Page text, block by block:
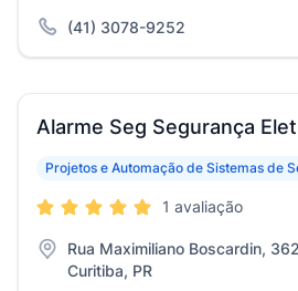
(41) 3078-9252
Alarme Seg Segurança
Projetos e Automação de Sistemas de
1 avaliação
Rua Maximiliano Boscardin,
Curitiba, PR